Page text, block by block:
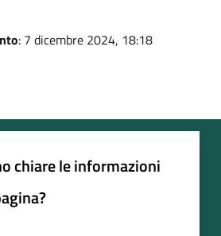
: 7 dicembre 2024, 18:18
chiare le informazioni